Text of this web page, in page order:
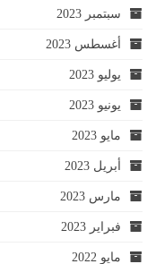
سبتمبر 2023
أغسطس 2023
يوليو 2023
يونيو 2023
مايو 2023
أبريل 2023
مارس 2023
فبراير 2023
مايو 2022